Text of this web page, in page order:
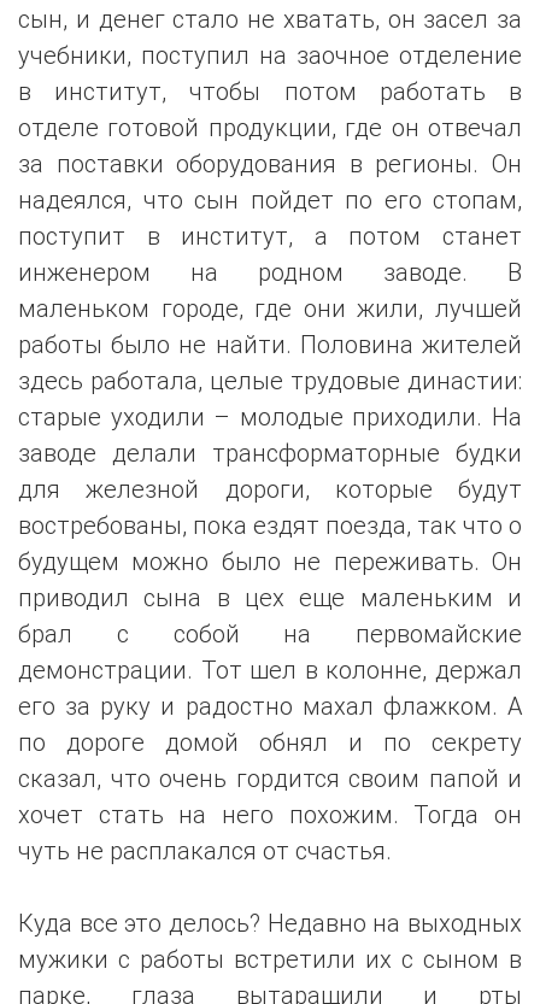
сын, и денег стало не хватать, он засел за
учебники, поступил на заочное отделение
в институт, чтобы потом работать в
отделе готовой продукции, где он отвечал
за поставки оборудования в регионы. Он
надеялся, что сын пойдет по его стопам,
поступит в институт, а потом станет
инженером на родном заводе. В
маленьком городе, где они жили, лучшей
работы было не найти. Половина жителей
здесь работала, целые трудовые династии:
старые уходили – молодые приходили. На
заводе делали трансформаторные будки
для железной дороги, которые будут
востребованы, пока ездят поезда, так что о
будущем можно было не переживать. Он
приводил сына в цех еще маленьким и
брал с собой на первомайские
демонстрации. Тот шел в колонне, держал
его за руку и радостно махал флажком. А
по дороге домой обнял и по секрету
сказал, что очень гордится своим папой и
хочет стать на него похожим. Тогда он
чуть не расплакался от счастья.
Куда все это делось? Недавно на выходных
мужики с работы встретили их с сыном в
парке, глаза вытаращили и рты